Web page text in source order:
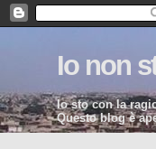
Io non
Io sto con la
Questo blog è